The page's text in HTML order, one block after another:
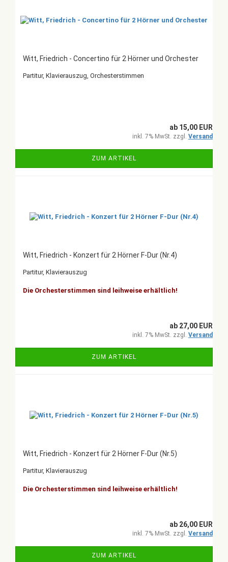
Witt, Friedrich - Concertino für 2 Hörner und Orchester
Partitur, Klavierauszug, Orchesterstimmen
ab 15,00 EUR
inkl. 7% MwSt. zzgl. Versand
ZUM ARTIKEL
Witt, Friedrich - Konzert für 2 Hörner F-Dur (Nr.4)
Partitur, Klavierauszug
Die Orchesterstimmen sind leihweise erhältlich!
ab 27,00 EUR
inkl. 7% MwSt. zzgl. Versand
ZUM ARTIKEL
Witt, Friedrich - Konzert für 2 Hörner F-Dur (Nr.5)
Partitur, Klavierauszug
Die Orchesterstimmen sind leihweise erhältlich!
ab 26,00 EUR
inkl. 7% MwSt. zzgl. Versand
ZUM ARTIKEL